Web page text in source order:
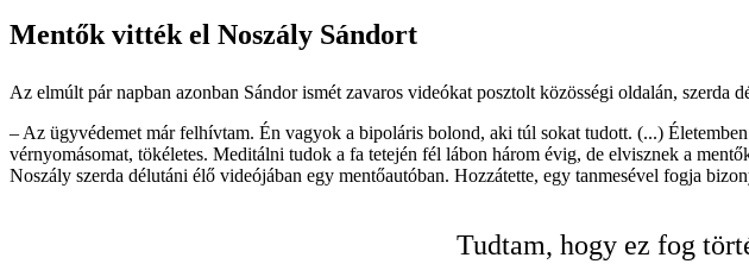
Mentők vitték el Noszály Sándort
Az elmúlt pár napban azonban Sándor ismét zavaros videókat posztolt közösségi oldalán, szerda
– Az ügyvédemet már felhívtam. Én vagyok a bipoláris bolond, aki túl sokat tudott. (...)
vérnyomásomat, tökéletes. Meditálni tudok a fa tetején fél lábon három évig, de elvisznek a
Noszály szerda délutáni élő videójában egy mentőautóban. Hozzátette, egy tanmesével fogja
Tudtam, hogy ez fog